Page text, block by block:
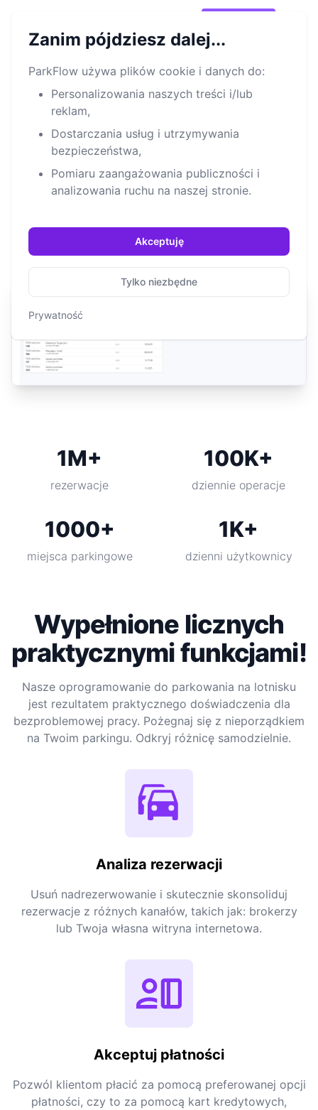
Nowość System Zarządzania Parkingiem
System rezerwacji dla
parkingów lotniskowych
Prosty system rezerwacji online z opcjami
parkingów samochodowych.
1M+
rezerwacje
100K+
dziennie operacje
1000+
miejsca parkingowe
1K+
dzienni użytkownicy
Wypełnione licznych
praktycznymi funkcjami!
Nasze oprogramowanie do parkowania na lotnisku
jest rezultatem praktycznego doświadczenia dla
bezproblemowej pracy. Pożegnaj się z nieporządkiem
na Twoim parkingu. Odkryj różnicę samodzielnie.
Analiza rezerwacji
Usuń nadrezerwowanie i skutecznie skonsoliduj
rezerwacje z różnych kanałów, takich jak: brokerzy
lub Twoja własna witryna internetowa.
Akceptuj płatności
Pozwól klientom płacić za pomocą preferowanej opcji
płatności, czy to za pomocą kart kredytowych,
Zanim pójdziesz dalej...
ParkFlow używa plików cookie i danych do:
Personalizowania naszych treści i/lub
reklam,
Dostarczania usług i utrzymywania
bezpieczeństwa,
Pomiaru zaangażowania publiczności i
analizowania ruchu na naszej stronie.
Akceptuję
Tylko niezbędne
Prywatność